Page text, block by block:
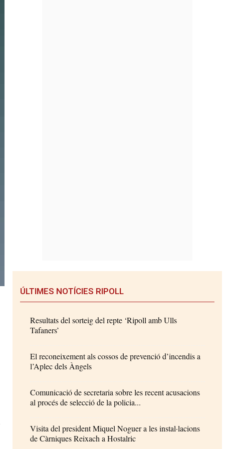
ÚLTIMES NOTÍCIES RIPOLL
Resultats del sorteig del repte ‘Ripoll amb Ulls
Tafaners’
El reconeixement als cossos de prevenció d’incendis a
l’Aplec dels Àngels
Comunicació de secretaria sobre les recent acusacions
al procés de selecció de la policia...
Visita del president Miquel Noguer a les instal·lacions
de Càrniques Reixach a Hostalric